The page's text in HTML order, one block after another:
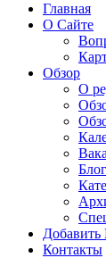
Главная
О Сайте
Обзор
О
Контакты